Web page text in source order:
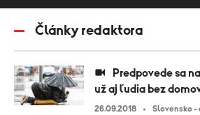
Články redaktora
už aj ľudia bez
26.09.2018 Slovensko